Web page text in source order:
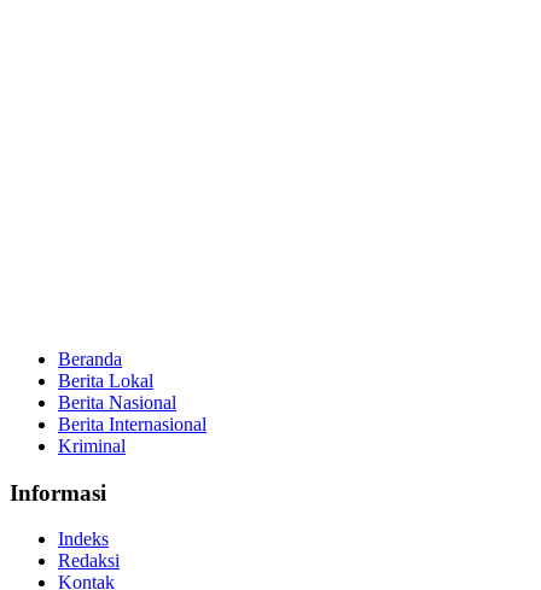
Beranda
Berita Lokal
Berita Nasional
Berita Internasional
Kriminal
Informasi
Indeks
Redaksi
Kontak